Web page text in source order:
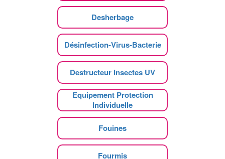
Desherbage
Désinfection-Virus-Bacterie
Destructeur Insectes UV
Equipement Protection
Individuelle
Fouines
Fourmis